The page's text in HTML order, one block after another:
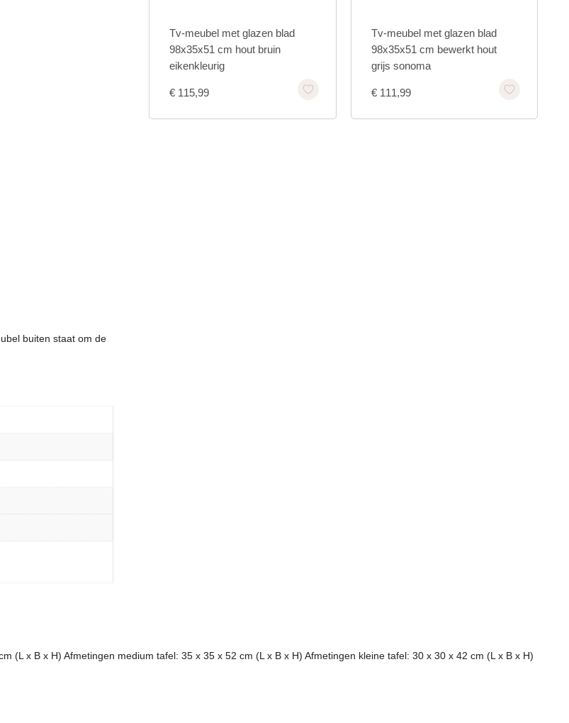
buiten staat om de
Tv-meubel met glazen blad
98x35x51 cm hout bruin
eikenkleurig
€ 115,99
Tv-meubel met glazen blad
98x35x51 cm bewerkt hout
grijs sonoma
€111,99
(L x B x H) Afmetingen medium tafel: 35 x 35 x 52 cm (L x B x H) Afmetingen kleine tafel: 30 x 30 x 42 cm (L x B x H)